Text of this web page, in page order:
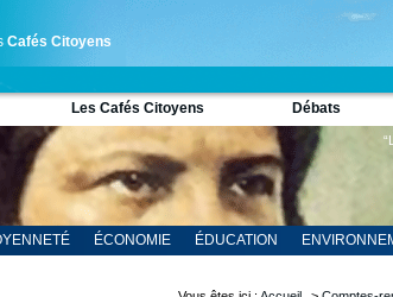
Cafés Citoyens
Les Cafés Citoyens Débats
ÉCONOMIE ÉDUCATION